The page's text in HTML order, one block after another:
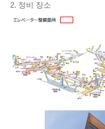
2. 정비 장소